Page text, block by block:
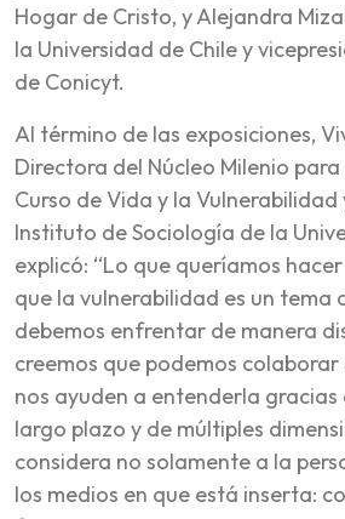
Hogar de Cristo, y Alejandra
la Universidad de Chile y
de Conicyt.
Al término de las exposiciones,
Directora del Núcleo Milenio
Curso de Vida y la
Instituto de Sociología de la
explicó: “Lo que queríamos
que la vulnerabilidad es un tema
debemos enfrentar de manera
creemos que podemos
nos ayuden a entenderla
largo plazo y de múltiples
considera no solamente a la
los medios en que está inserta: